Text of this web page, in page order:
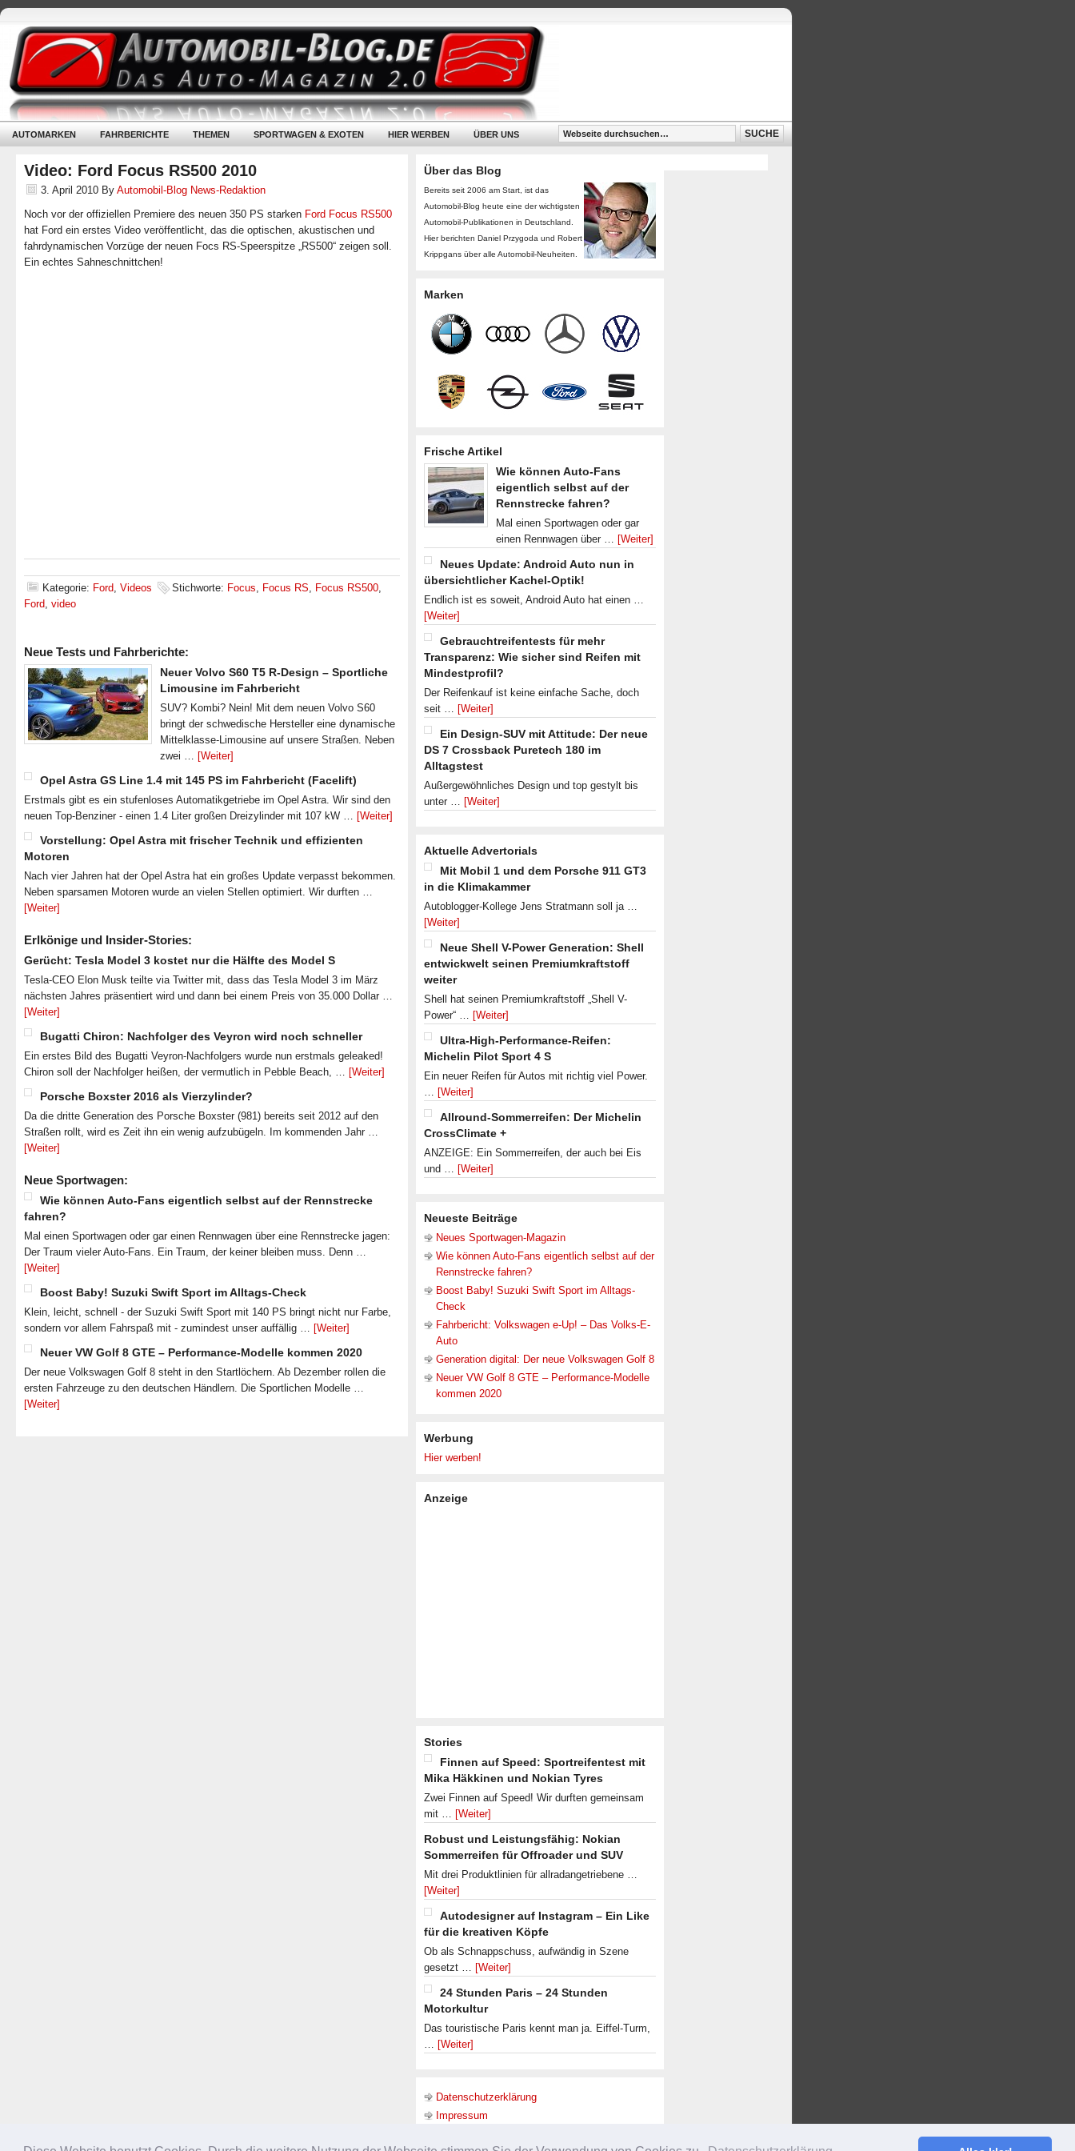
AUTOMARKEN FAHRBERICHTE THEMEN SPORTWAGEN & EXOTEN HIER WERBEN ÜBER UNS
Video: Ford Focus RS500 2010
3. April 2010 By Automobil-Blog News-Redaktion
Noch vor der offiziellen Premiere des neuen 350 PS starken Ford Focus RS500
hat Ford ein erstes Video veröffentlicht, das die optischen, akustischen und
fahrdynamischen Vorzüge der neuen Focs RS-Speerspitze „RS500“ zeigen soll.
Ein echtes Sahneschnittchen!
Kategorie: Ford, Videos Stichworte: Focus, Focus RS, Focus RS500,
Ford, video
Neue Tests und Fahrberichte:
Neuer Volvo S60 T5 R-Design – Sportliche
Limousine im Fahrbericht
SUV? Kombi? Nein! Mit dem neuen Volvo S60
bringt der schwedische Hersteller eine dynamische
Mittelklasse-Limousine auf unsere Straßen. Neben
zwei … [Weiter]
Opel Astra GS Line 1.4 mit 145 PS im Fahrbericht (Facelift)
Erstmals gibt es ein stufenloses Automatikgetriebe im Opel Astra. Wir sind den
neuen Top-Benziner - einen 1.4 Liter großen Dreizylinder mit 107 kW … [Weiter]
Vorstellung: Opel Astra mit frischer Technik und effizienten
Motoren
Nach vier Jahren hat der Opel Astra hat ein großes Update verpasst bekommen.
Neben sparsamen Motoren wurde an vielen Stellen optimiert. Wir durften …
[Weiter]
Erlkönige und Insider-Stories:
Gerücht: Tesla Model 3 kostet nur die Hälfte des Model S
Tesla-CEO Elon Musk teilte via Twitter mit, dass das Tesla Model 3 im März
nächsten Jahres präsentiert wird und dann bei einem Preis von 35.000 Dollar …
[Weiter]
Bugatti Chiron: Nachfolger des Veyron wird noch schneller
Ein erstes Bild des Bugatti Veyron-Nachfolgers wurde nun erstmals geleaked!
Chiron soll der Nachfolger heißen, der vermutlich in Pebble Beach, … [Weiter]
Porsche Boxster 2016 als Vierzylinder?
Da die dritte Generation des Porsche Boxster (981) bereits seit 2012 auf den
Straßen rollt, wird es Zeit ihn ein wenig aufzubügeln. Im kommenden Jahr …
[Weiter]
Neue Sportwagen:
Wie können Auto-Fans eigentlich selbst auf der Rennstrecke
fahren?
Mal einen Sportwagen oder gar einen Rennwagen über eine Rennstrecke jagen:
Der Traum vieler Auto-Fans. Ein Traum, der keiner bleiben muss. Denn …
[Weiter]
Boost Baby! Suzuki Swift Sport im Alltags-Check
Klein, leicht, schnell - der Suzuki Swift Sport mit 140 PS bringt nicht nur Farbe,
sondern vor allem Fahrspaß mit - zumindest unser auffällig … [Weiter]
Neuer VW Golf 8 GTE – Performance-Modelle kommen 2020
Der neue Volkswagen Golf 8 steht in den Startlöchern. Ab Dezember rollen die
ersten Fahrzeuge zu den deutschen Händlern. Die Sportlichen Modelle …
[Weiter]
Über das Blog
Bereits seit 2006 am Start, ist das
Automobil-Blog heute eine der wichtigsten
Automobil-Publikationen in Deutschland.
Hier berichten Daniel Przygoda und Robert
Krippgans über alle Automobil-Neuheiten.
Marken
Frische Artikel
Wie können Auto-Fans
eigentlich selbst auf der
Rennstrecke fahren?
Mal einen Sportwagen oder gar
einen Rennwagen über … [Weiter]
Neues Update: Android Auto nun in
übersichtlicher Kachel-Optik!
Endlich ist es soweit, Android Auto hat einen …
[Weiter]
Gebrauchtreifentests für mehr
Transparenz: Wie sicher sind Reifen mit
Mindestprofil?
Der Reifenkauf ist keine einfache Sache, doch
seit … [Weiter]
Ein Design-SUV mit Attitude: Der neue
DS 7 Crossback Puretech 180 im
Alltagstest
Außergewöhnliches Design und top gestylt bis
unter … [Weiter]
Aktuelle Advertorials
Mit Mobil 1 und dem Porsche 911 GT3
in die Klimakammer
Autoblogger-Kollege Jens Stratmann soll ja …
[Weiter]
Neue Shell V-Power Generation: Shell
entwickwelt seinen Premiumkraftstoff
weiter
Shell hat seinen Premiumkraftstoff „Shell V-
Power“ … [Weiter]
Ultra-High-Performance-Reifen:
Michelin Pilot Sport 4 S
Ein neuer Reifen für Autos mit richtig viel Power.
… [Weiter]
Allround-Sommerreifen: Der Michelin
CrossClimate +
ANZEIGE: Ein Sommerreifen, der auch bei Eis
und … [Weiter]
Neueste Beiträge
Neues Sportwagen-Magazin
Wie können Auto-Fans eigentlich selbst auf der
Rennstrecke fahren?
Boost Baby! Suzuki Swift Sport im Alltags-
Check
Fahrbericht: Volkswagen e-Up! – Das Volks-E-
Auto
Generation digital: Der neue Volkswagen Golf 8
Neuer VW Golf 8 GTE – Performance-Modelle
kommen 2020
Werbung
Hier werben!
Anzeige
Stories
Finnen auf Speed: Sportreifentest mit
Mika Häkkinen und Nokian Tyres
Zwei Finnen auf Speed! Wir durften gemeinsam
mit … [Weiter]
Robust und Leistungsfähig: Nokian
Sommerreifen für Offroader und SUV
Mit drei Produktlinien für allradangetriebene …
[Weiter]
Autodesigner auf Instagram – Ein Like
für die kreativen Köpfe
Ob als Schnappschuss, aufwändig in Szene
gesetzt … [Weiter]
24 Stunden Paris – 24 Stunden
Motorkultur
Das touristische Paris kennt man ja. Eiffel-Turm,
… [Weiter]
Datenschutzerklärung
Impressum